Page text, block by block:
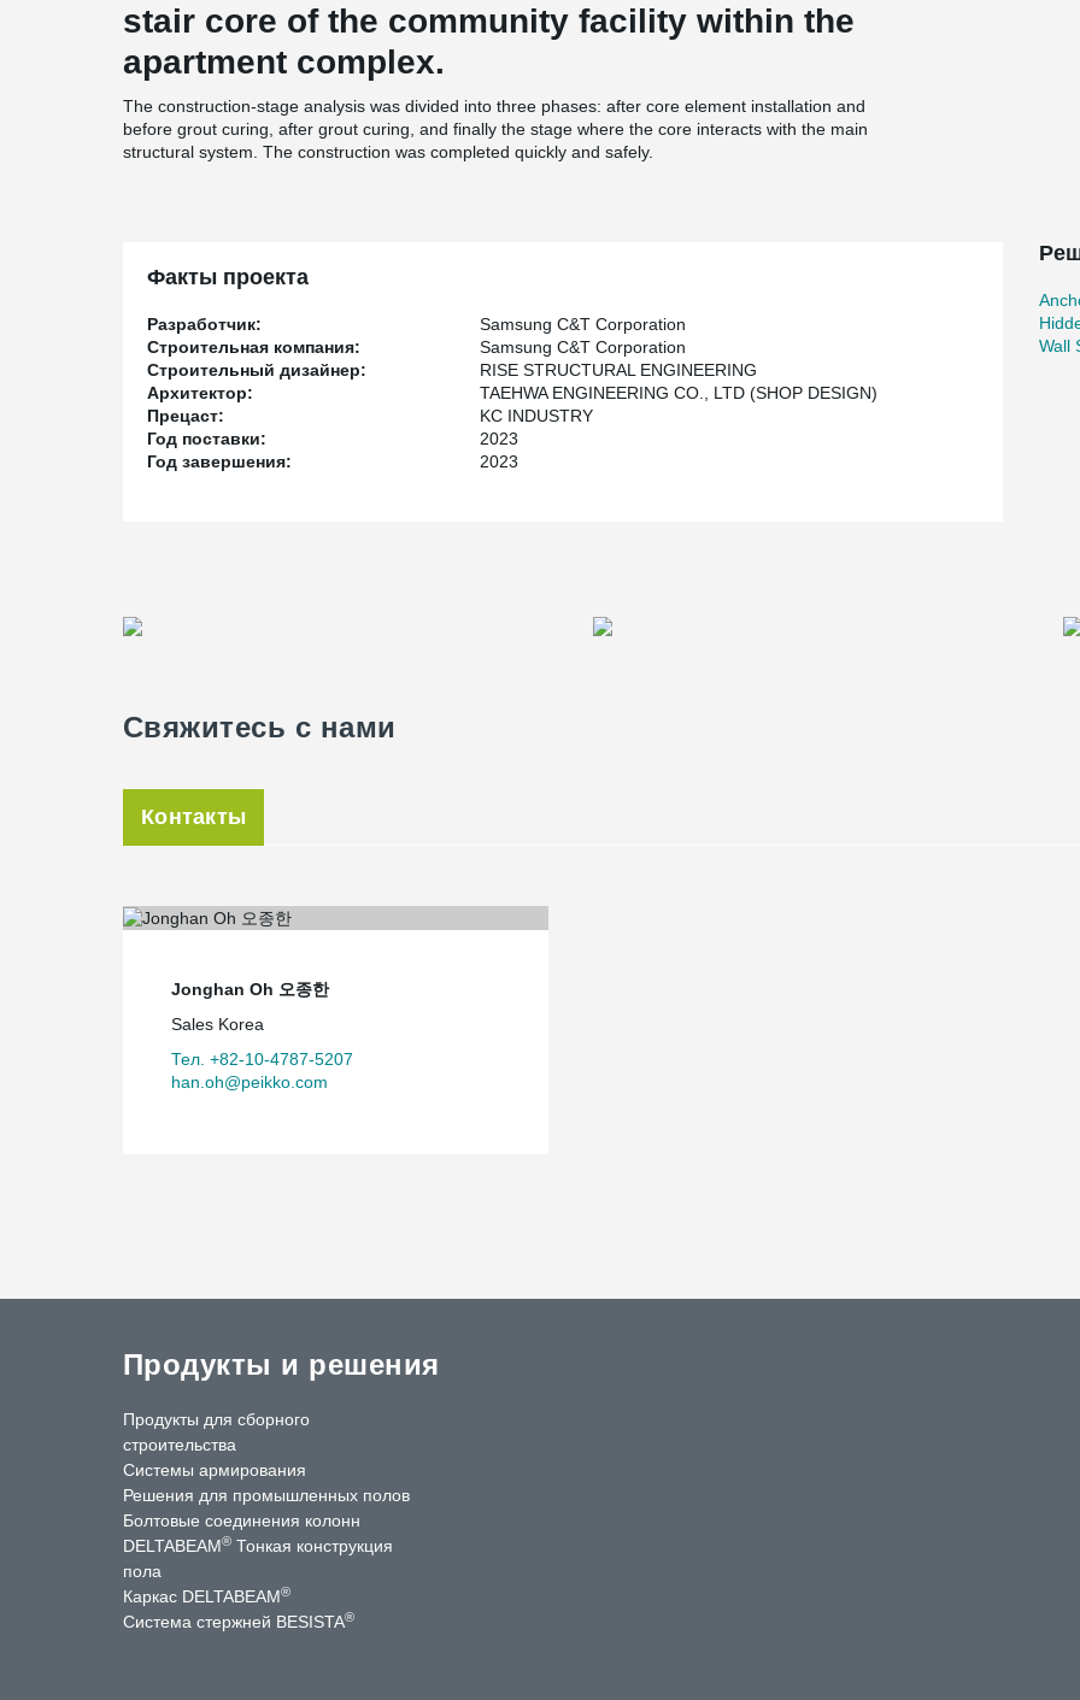
stair core of the community facility within the
apartment complex.
The construction-stage analysis was divided into three phases: after core element installation and
before grout curing, after grout curing, and finally the stage where the core interacts with the main
structural system. The construction was completed quickly and safely.
Факты проекта
Разработчик:
Samsung C&T Corporation
Строительная компания:
Samsung C&T Corporation
Строительный дизайнер:
RISE STRUCTURAL ENGINEERING
Архитектор:
TAEHWA ENGINEERING CO., LTD (SHOP DESIGN)
Прецаст:
KC INDUSTRY
Год поставки:
2023
Год завершения:
2023
Wall
Свяжитесь с нами
Контакты
Jonghan Oh 오종한
Sales Korea
Тел. +82-10-4787-5207
han.oh@peikko.com
Продукты и решения
Продукты для сборного
строительства
Системы армирования
Решения для промышленных полов
Болтовые соединения колонн
DELTABEAM® Тонкая конструкция
пола
Каркас DELTABEAM®
Система стержней BESISTA®